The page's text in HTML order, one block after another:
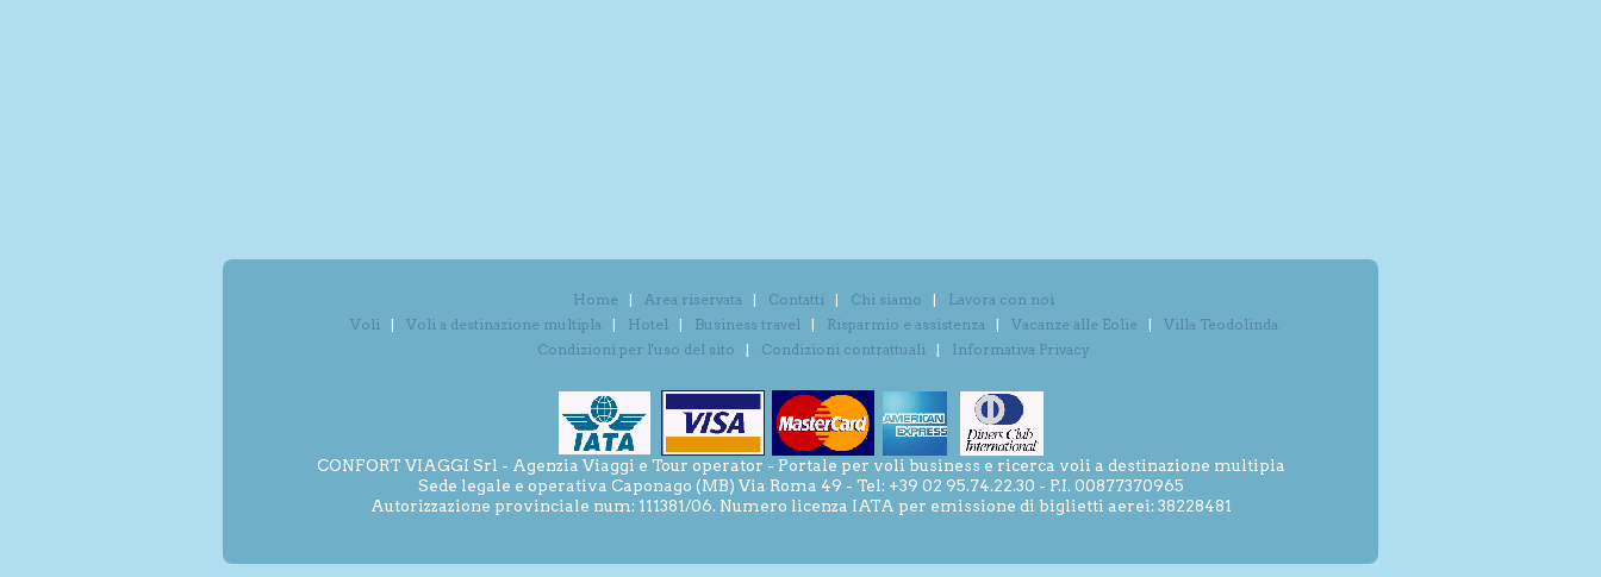
Home Area riservata Contatti Chi siamo
Lavora con noi
Voli
Voli a destinazione multipla Hotel Business travel Risparmio e assistenza Vacanze alle Eolie
Villa Teodolinda
Condizioni per l'uso del sito
Condizioni contrattuali Informativa Privacy
CONFORT VIAGGI Srl - Agenzia Viaggi e Tour operator - Portale per voli business e ricerca voli a destinazione multipla
Sede legale e operativa Caponago (MB) Via Roma 49 - Tel: +39 02 95.74.22.30 - P.I. 00877370965
Autorizzazione provinciale num: 111381/06. Numero licenza IATA per emissione di biglietti aerei: 38228481